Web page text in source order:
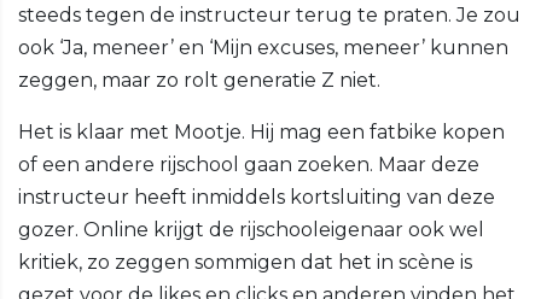
steeds tegen de instructeur terug te praten. Je zou
ook ‘Ja, meneer’ en ‘Mijn excuses, meneer’ kunnen
zeggen, maar zo rolt generatie Z niet.
Het is klaar met Mootje. Hij mag een fatbike kopen
of een andere rijschool gaan zoeken. Maar deze
instructeur heeft inmiddels kortsluiting van deze
gozer. Online krijgt de rijschooleigenaar ook wel
kritiek, zo zeggen sommigen dat het in scène is